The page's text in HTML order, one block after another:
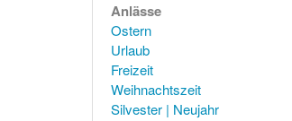
Anlässe
Ostern
Urlaub
Freizeit
Weihnachtszeit
Silvester | Neujahr